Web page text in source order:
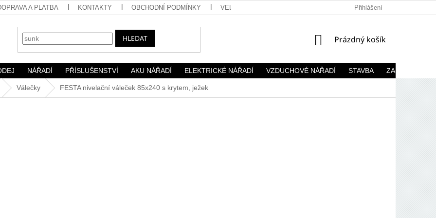
A PLATBA KONTAKTY OBCHODNÍ PODMÍNKY VELKOOBCHOD Přihlášení
HLEDAT
NÁKUPNÍ
Prázdný košík
NÁŘADÍ PŘÍSLUŠENSTVÍ AKU NÁŘADÍ ELEKTRICKÉ NÁŘADÍ VZDUCHOVÉ NÁŘADÍ STAVBA ZAHRADA
Válečky FESTA nivelační váleček 85x240 s krytem, ježek